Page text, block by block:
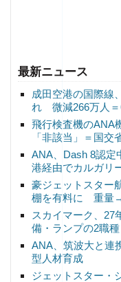
最新ニュース
成田空港の国際線
れ 微減266万人＝
飛行検査機のANA
「非該当」＝国交
ANA、Dash 8認
港経由でカルガリ
豪ジェットスター
棚を有料に 重量
スカイマーク、
備・ランプの2職種
ANA、筑波大と
型人材育成
ジェットスター・